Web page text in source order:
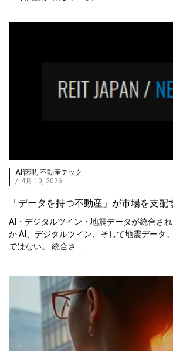
AI管理 不動産テック
/ 4月 10, 2026
「データを持つ不動産」が市場を支配
AI・デジタルツイン・地震データが統合さ
か AI、デジタルツイン、そして地震データ
ではない。 統合さ ...